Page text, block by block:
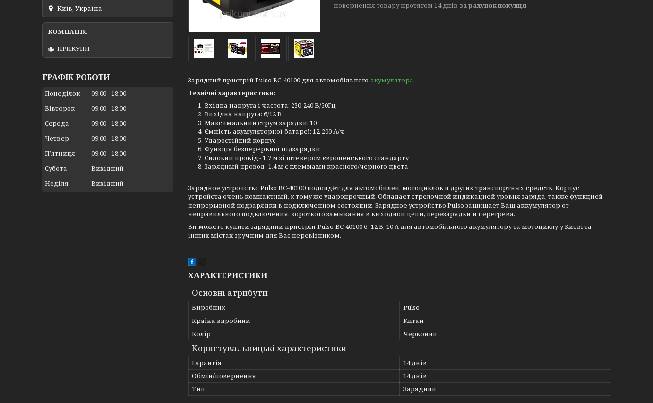
повернення товару протягом 14 днів за рахунок покупця
Зарядний пристрій Pulso BC-40100 для автомобільного акумулятора.
Технічні характеристики:
Вхідна напруга і частота: 230-240 В/50Гц
Вихідна напруга: 6/12 В
Максимальний струм зарядки: 10
Ємність акумуляторної батареї: 12-200 А/ч
Ударостійкий корпус
Функція безперервної підзарядки
Силовий провід - 1,7 м зі штекером європейського стандарту
Зарядный провод- 1,4 м с клеммами красного/черного цвета
Зарядное устройство Pulso BC-40100подойдёт для автомобилей, мотоциклов и других транспортных средств. Корпус
устройста очень компактный, к тому же ударопрочный. Обладает стрелочной индикацией уровня заряда, также функцией
непрерывной подзарядки в подключенном состоянии. Зарядное устройство Pulso защищает Ваш аккумулятор от
неправильного подключения, короткого замыкания в выходной цепи, перезарядки и перегрева.
Ви можете купити зарядний пристрій Pulso BC-40100 6 -12 В, 10 А для автомобільного акумулятору та мотоциклуу Києві та
інших містах зручним для Вас перевізником.
ХАРАКТЕРИСТИКИ
Основні атрибути
Виробник
Pulso
Країна виробник
Китай
Колір
Червоний
Користувальницькі характеристики
Гарантія
14 днів
Обмін/повернення
14 днів
Тип
Зарядний
Київ, Україна
ПРИКУПИ
ГРАФІК РОБОТИ
Понеділок 09:00 18:00
Вівторок
09:00 18:00
Середа
09:00 18:00
Четвер
09:00 18:00
Пʼятниця
09:00 18:00
Субота
Вихідний
Неділя
Вихідний